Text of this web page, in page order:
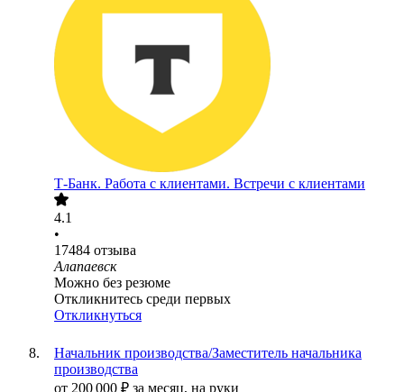
Т-Банк. Работа с клиентами. Встречи с клиентами
4.1
•
17484 отзыва
Алапаевск
Можно без резюме
Откликнитесь среди первых
Откликнуться
Начальник производства/Заместитель начальника
производства
от 200 000 ₽ за месяц, на руки